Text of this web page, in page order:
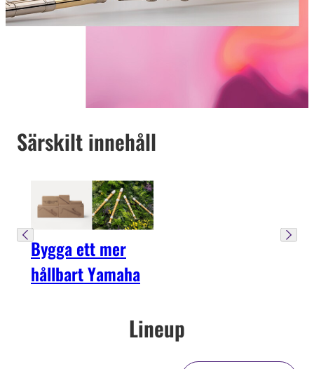
Särskilt innehåll
Bygga ett mer
hållbart Yamaha
Lineup